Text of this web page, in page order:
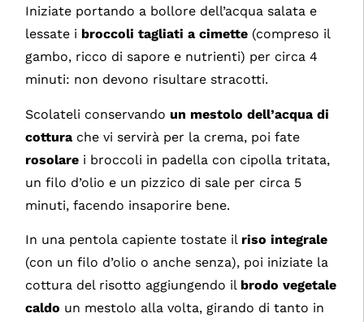
Iniziate portando a bollore dell’acqua salata e
lessate i broccoli tagliati a cimette (compreso il
gambo, ricco di sapore e nutrienti) per circa 4
minuti: non devono risultare stracotti.
Scolateli conservando un mestolo dell’acqua di
cottura che vi servirà per la crema, poi fate
rosolare i broccoli in padella con cipolla tritata,
un filo d’olio e un pizzico di sale per circa 5
minuti, facendo insaporire bene.
In una pentola capiente tostate il riso integrale
(con un filo d’olio o anche senza), poi iniziate la
cottura del risotto aggiungendo il brodo vegetale
caldo un mestolo alla volta, girando di tanto in